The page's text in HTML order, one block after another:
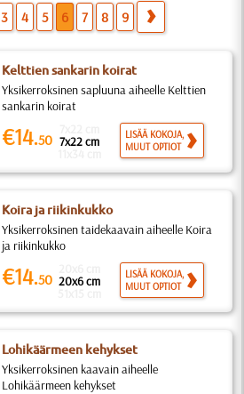
3 4 5 6 7 8 9
Kelttien sankarin koirat
Yksikerroksinen sapluuna aiheelle Kelttien
sankarin koirat
€14.50 7x22 cm
LISÄÄ KOKOJA,
MUUT OPTIOT
Koira ja riikinkukko
Yksikerroksinen taidekaavain aiheelle Koira
ja riikinkukko
€14.50 20x6 cm
LISÄÄ KOKOJA,
MUUT OPTIOT
Lohikäärmeen kehykset
Yksikerroksinen kaavain aiheelle
Lohikäärmeen kehykset